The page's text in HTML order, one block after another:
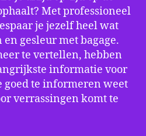
Met professioneel
je jezelf heel wat
gesleur met bagage.
te vertellen, hebben
informatie voor
goed te informeren weet
verrassingen komt te